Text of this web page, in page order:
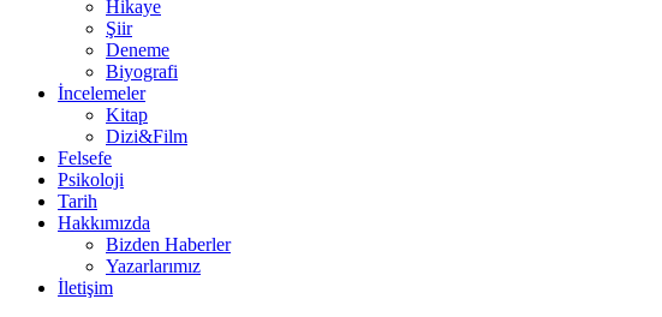
Hikaye
Şiir
Deneme
Biyografi
İncelemeler
Kitap
Dizi&Film
Felsefe
Psikoloji
Tarih
Hakkımızda
Bizden Haberler
Yazarlarımız
İletişim